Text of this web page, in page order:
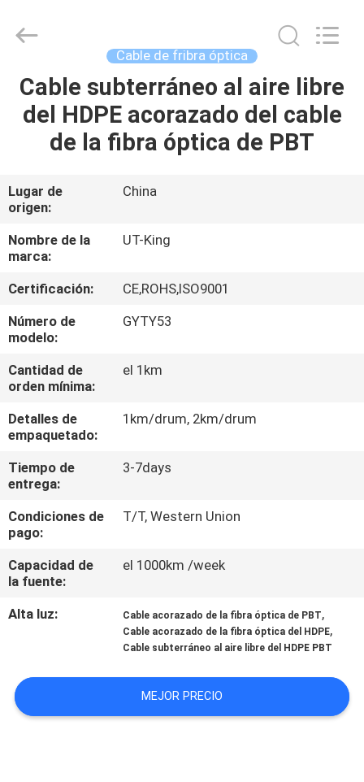
HOGAR
PRODUCTOS
SOBRE
NOSOTROS
VIAJE
DE
LA
DE
CALIDAD
ÉNTRENOS
EN
CONTACTO
CON
CASOS
Copyright
fiberonu.com.
Reserved.
Cable de fribra óptica
Cable subterráneo al aire libre
del HDPE acorazado del cable
de la fibra óptica de PBT
Lugar de
origen:
China
Nombre de la
marca:
UT-King
Certificación:
CE,ROHS,ISO9001
Número de
modelo:
GYTY53
Cantidad de
orden mínima:
el 1km
Detalles de
empaquetado:
1km/drum, 2km/drum
Tiempo de
entrega:
3-7days
Condiciones de
pago:
T/T, Western Union
Capacidad de
la fuente:
el 1000km /week
Alta luz: Cable acorazado de la fibra óptica de PBT,
Cable acorazado de la fibra óptica del HDPE,
Cable subterráneo al aire libre del HDPE PBT
MEJOR PRECIO